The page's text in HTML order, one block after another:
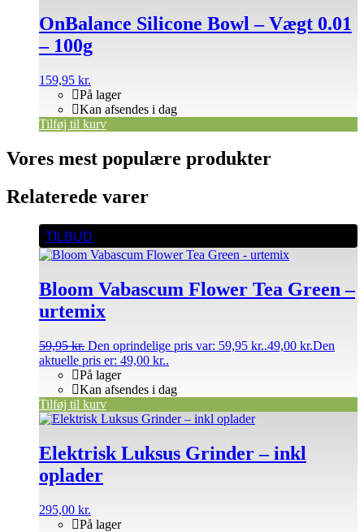
OnBalance Silicone Bowl – Vægt 0.01
– 100g
159,95 kr.
På lager
Kan afsendes i dag
Tilføj til kurv
Vores mest populære produkter
Relaterede varer
TILBUD
Bloom Vabascum Flower Tea Green –
urtemix
59,95kr. Den oprindelige pris var: 59,95 kr..49,00 kr.Den
aktuelle pris er: 49,00 kr..
På lager
Kan afsendes i dag
Tilføj til kurv
Elektrisk Luksus Grinder – inkl
oplader
295,00 kr.
På lager